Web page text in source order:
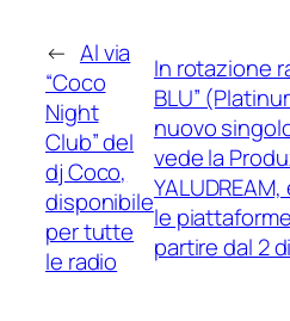
← Al via
“Coco
Night
Club” del
dj Coco,
disponibile
per tutte
le radio
In rotazione
BLU”
nuovo
vede la
le
partire dal 2